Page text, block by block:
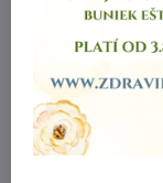
Kontakt
Milan
Malý Čepčín 152
038 45 Malý